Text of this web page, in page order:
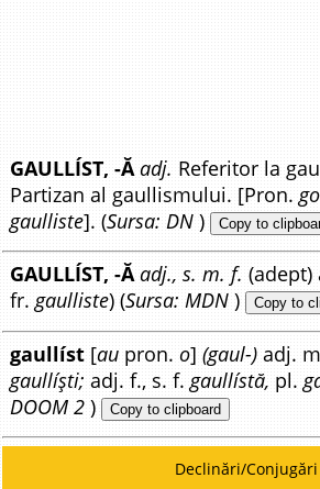
GAULLÍST, -Ă adj. Referitor la
Partizan al gaullismului. [Pron.
gaulliste]. (Sursa: DN ) Copy to
GAULLÍST, -Ă adj., s. m. f.
fr.gaulliste) (Sursa: MDN ) Copy to
gaullíst [au pron.o](gaul-) adj.
gaullíști; adj. f., s. f. gaullístă, pl.
DOOM 2 ) Copy to clipboard
Declinări/Conjugări